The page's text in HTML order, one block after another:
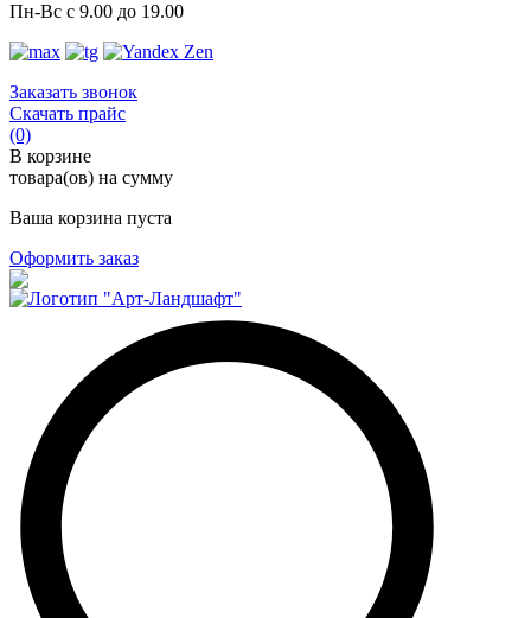
Пн-Вс с 9.00 до 19.00
Заказать звонок
Скачать прайс
(0)
В корзине
товара(ов) на сумму
Ваша корзина пуста
Оформить заказ